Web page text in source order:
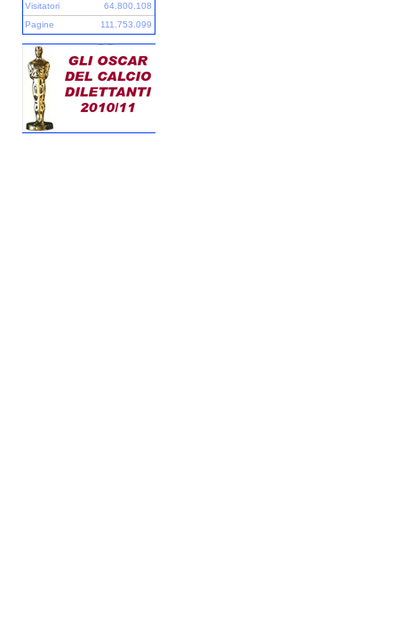
Visitatori
64.800.108
Pagine
111.753.099